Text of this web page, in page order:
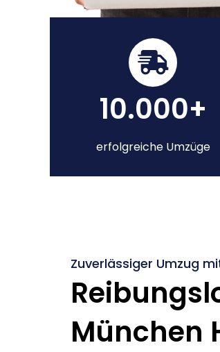
10.000+
erfolgreiche Umzüge
Zuverlässiger Umzug
München